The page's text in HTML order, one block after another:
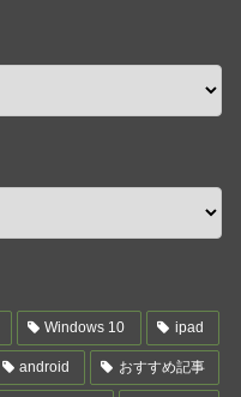
Windows 10 ipad
android おすすめ記事